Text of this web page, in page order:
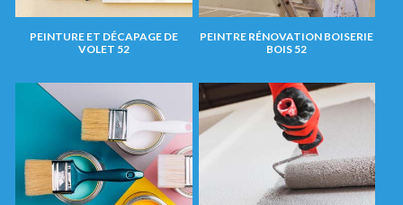
PEINTURE ET DÉCAPAGE DE
VOLET 52
PEINTRE RÉNOVATION BOISERIE
BOIS 52